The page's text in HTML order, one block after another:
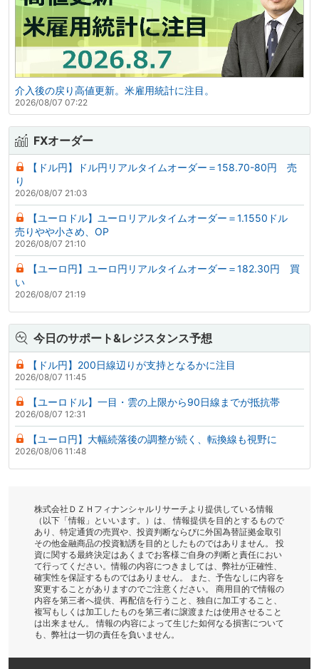
介入後の戻り高値更新。米雇用統計に注目。
2026/08/07 07:22
FXオーダー
【ドル円】ドル円リアルタイムオーダー＝158.70-80円 売
り
2026/08/07 21:03
【ユーロドル】ユーロリアルタイムオーダー＝1.1550ドル
売りやや小さめ、OP
2026/08/07 21:10
【ユーロ円】ユーロ円リアルタイムオーダー＝182.30円 買
い
2026/08/07 21:19
今日のサポート&レジスタンス予想
【ドル円】200日線辺りが支持となるかに注目
2026/08/07 11:45
【ユーロドル】一目・雲の上限から90日線までが抵抗帯
2026/08/07 12:31
【ユーロ円】大幅続落後の調整が続く、転換線も視野に
2026/08/06 11:48
株式会社ＤＺＨフィナンシャルリサーチより提供している情報
（以下「情報」といいます。）は、 情報提供を目的とするもので
あり、特定通貨の売買や、投資判断ならびに外国為替証拠金取引
その他金融商品の投資勧誘を目的としたものではありません。 投
資に関する最終決定はあくまでお客様ご自身の判断と責任におい
て行ってください。情報の内容につきましては、弊社が正確性、
確実性を保証するものではありません。 また、予告なしに内容を
変更することがありますのでご注意ください。 商用目的で情報の
内容を第三者へ提供、再配信を行うこと、独自に加工すること、
複写もしくは加工したものを第三者に譲渡または使用させること
は出来ません。 情報の内容によって生じた如何なる損害について
も、弊社は一切の責任を負いません。